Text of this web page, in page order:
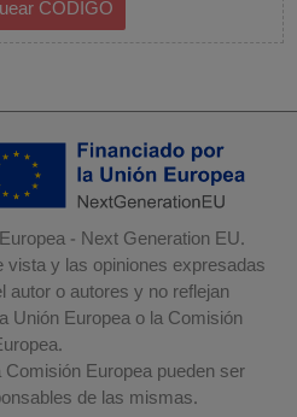
- Next Generation EU.
y las opiniones expresadas
autor o autores y no reflejan
Unión Europea o la Comisión
Europea pueden ser
de las mismas.